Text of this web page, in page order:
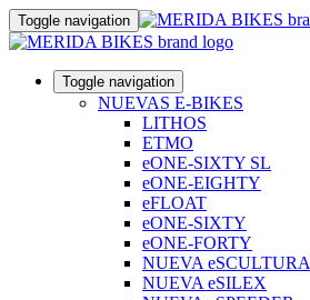
Toggle navigation
Toggle navigation
NUEVAS E-BIKES
LITHOS
ETMO
eONE-SIXTY SL
eONE-EIGHTY
eFLOAT
eONE-SIXTY
eONE-FORTY
NUEVA eSCULTURA
NUEVA eSILEX